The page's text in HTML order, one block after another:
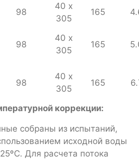
98
40 х
305
165
98
40 x
305
165
98
40 x
305
165
коррекции:
собраны из испытаний,
исходной воды
Для расчета потока